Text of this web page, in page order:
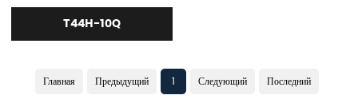
T44H-10Q
Главная Предыдущий 1 Следующий Последний